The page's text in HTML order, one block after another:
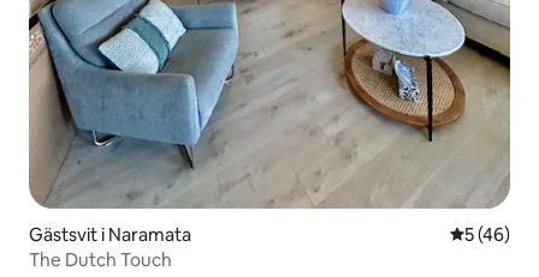
Gästsvit i Naramata 5 av 5 i
5 (46)
The Dutch Touch